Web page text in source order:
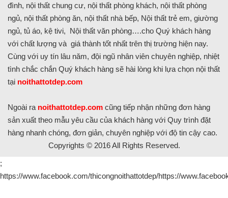
đình, nội thất chung cư, nội thất phòng khách, nội thất phòng
ngủ, nội thất phòng ăn, nội thất nhà bếp, Nội thất trẻ em, giường
ngủ, tủ áo, kệ tivi, Nội thất văn phòng….cho Quý khách hàng
với chất lượng và giá thành tốt nhất trên thị trường hiện nay.
Cùng với uy tín lâu năm, đội ngũ nhân viên chuyên nghiệp, nhiệt
tình chắc chắn Quý khách hàng sẽ hài lòng khi lựa chọn nội thất
tại noithattotdep.com
Ngoài ra noithattotdep.com cũng tiếp nhận những đơn hàng
sản xuất theo mẫu yêu cầu của khách hàng với Quy trình đặt
hàng nhanh chóng, đơn giản, chuyên nghiệp với độ tin cậy cao.
Copyrights © 2016 All Rights Reserved.
;
https://www.facebook.com/thicongnoithattotdep/https://